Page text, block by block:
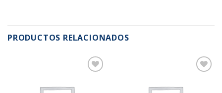
PRODUCTOS RELACIONADOS